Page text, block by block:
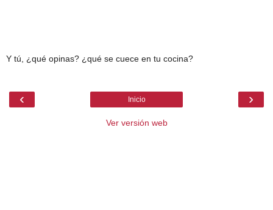
Y tú, ¿qué opinas? ¿qué se cuece en tu cocina?
‹ ›
Inicio
Ver versión web